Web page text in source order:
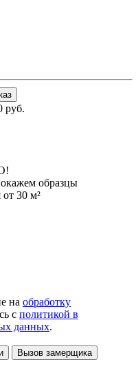
руб.
образцы
30 м²
на обработку
с политикой в
данных.
Вызов замерщика